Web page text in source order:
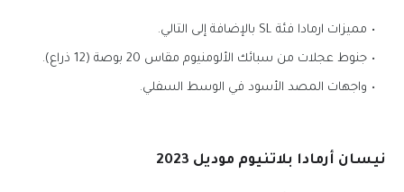
مميزات ارمادا فئة SL بالإضافة إلى التالي.
جنوط عجلات من سبائك الألومنيوم مقاس 20 بوصة (12 ذراع).
واجهات المصد الأسود في الوسط السفلي.
نيسان أرمادا بلاتنيوم موديل 2023